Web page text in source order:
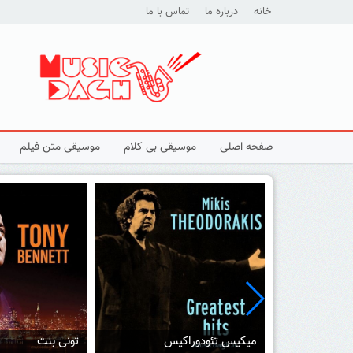
خانه درباره ما تماس با ما
صفحه اصلی موسیقی بی کلام موسیقی متن فیلم
تونی بنت بهترین آهنگ